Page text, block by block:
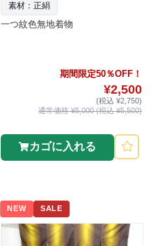
素材：正絹
一つ紋色無地着物
期間限定50％OFF！
¥2,500
(税込 ¥2,750)
通常価格 ¥5,000 (税込 ¥5,500)
カゴに入れる
NEW SALE